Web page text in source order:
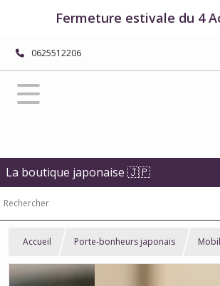
Fermeture estivale du 4
0625512206
La boutique japonaise 🇯🇵
Accueil Porte-bonheurs japonais